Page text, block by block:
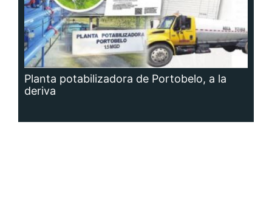
Planta potabilizadora de Portobelo, a la
deriva